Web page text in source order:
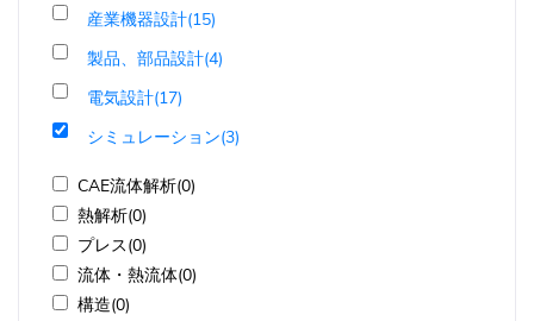
産業機器設計(15)
製品、部品設計(4)
電気設計(17)
シミュレーション(3)
CAE流体解析(0)
熱解析(0)
プレス(0)
流体・熱流体(0)
構造(0)